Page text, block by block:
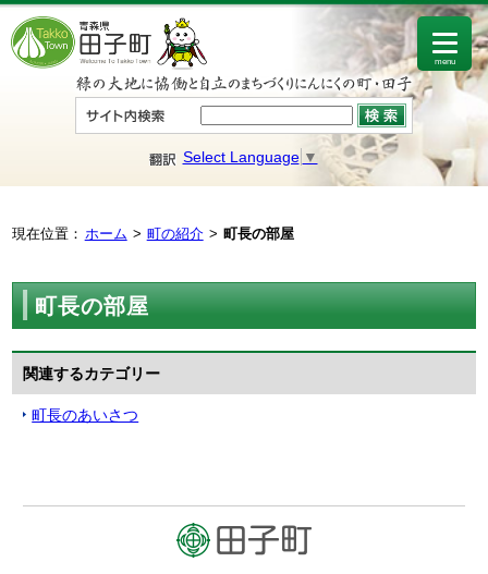
Select Language ▼
menu
現在位置： ホーム 町の紹介 町長の部屋
町長の部屋
関連するカテゴリー
町長のあいさつ